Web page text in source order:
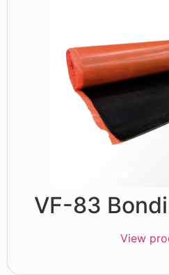
VF-83
View